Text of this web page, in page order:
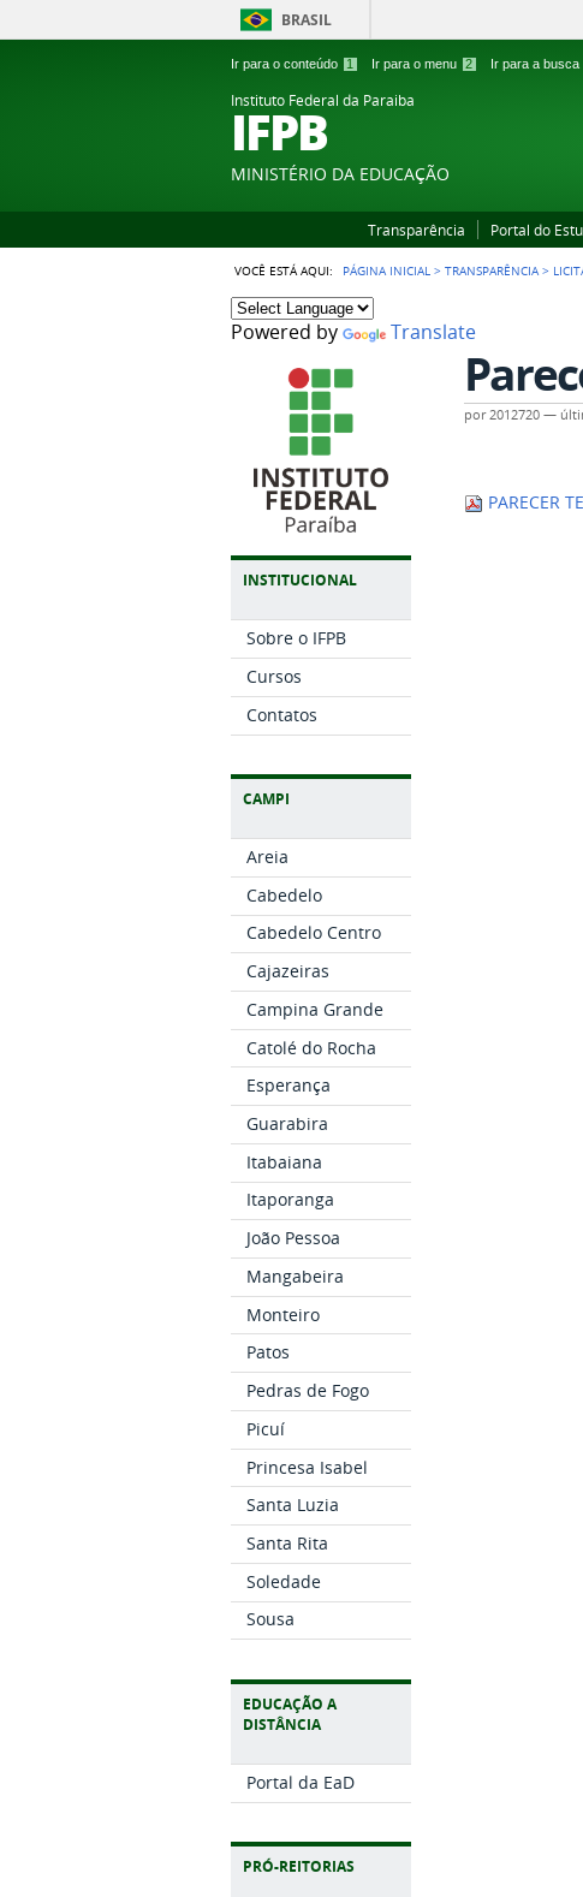
BRASIL
Ir para o conteúdo 1 Ir para o menu 2 Ir para a busca
Instituto Federal da Paraiba
IFPB
MINISTÉRIO DA EDUCAÇÃO
Transparência Portal do
VOCÊ ESTÁ AQUI: PÁGINA INICIAL >TRANSPARÊNCIA >
Powered by Translate
INSTITUCIONAL
Sobre o IFPB
Cursos
Contatos
CAMPI
Areia
Cabedelo
Cabedelo Centro
Cajazeiras
Campina Grande
Catolé do Rocha
Esperança
Guarabira
Itabaiana
Itaporanga
João Pessoa
Mangabeira
Monteiro
Patos
Pedras de Fogo
Picuí
Princesa Isabel
Santa Luzia
Santa Rita
Soledade
Sousa
EDUCAÇÃO A
DISTÂNCIA
Portal da EaD
PRÓ-REITORIAS
por2012720 —
PARECER